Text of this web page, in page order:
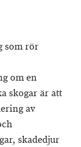
som rör
om en
skogar är att
av
skadedjur